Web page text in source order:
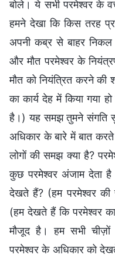
बोले। ये सभी परमेश्वर के
हमने देखा कि किस तरह
अपनी कब्र से बाहर
और मौत परमेश्वर के
मौत को नियंत्रित करने की
का कार्य देह में किया गया
है।) यह समझ तुमने संगति
अधिकार के बारे में बात
लोगों की समझ क्या है?
कुछ परमेश्वर अंजाम देता
देखते हैं? (हम परमेश्वर की
(हम देखते हैं कि परमेश्वर
मौजूद है। हम सभी
परमेश्वर के अधिकार को